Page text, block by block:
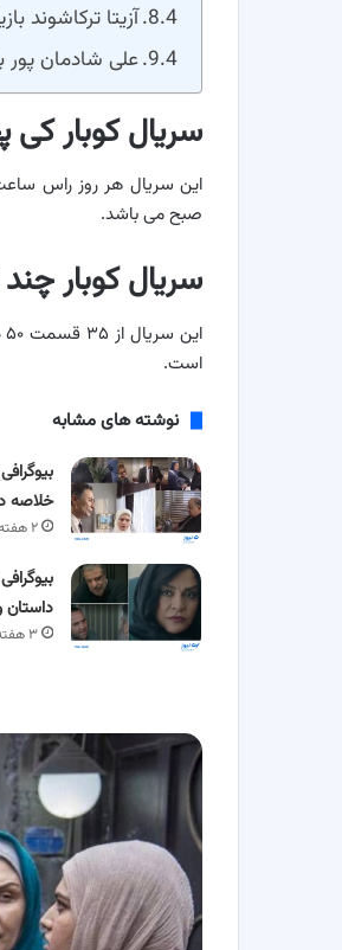
آزیتا ترکاشوند
علی شادمان پور
سریال کوبار
صبح می باشد.
سریال کوبار
است.
نوشته های مشابه
خلاصه
۲ هفته پیش
۳ هفته پیش